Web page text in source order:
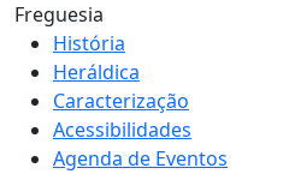
Freguesia
História
Heráldica
Caracterização
Acessibilidades
Agenda de Eventos